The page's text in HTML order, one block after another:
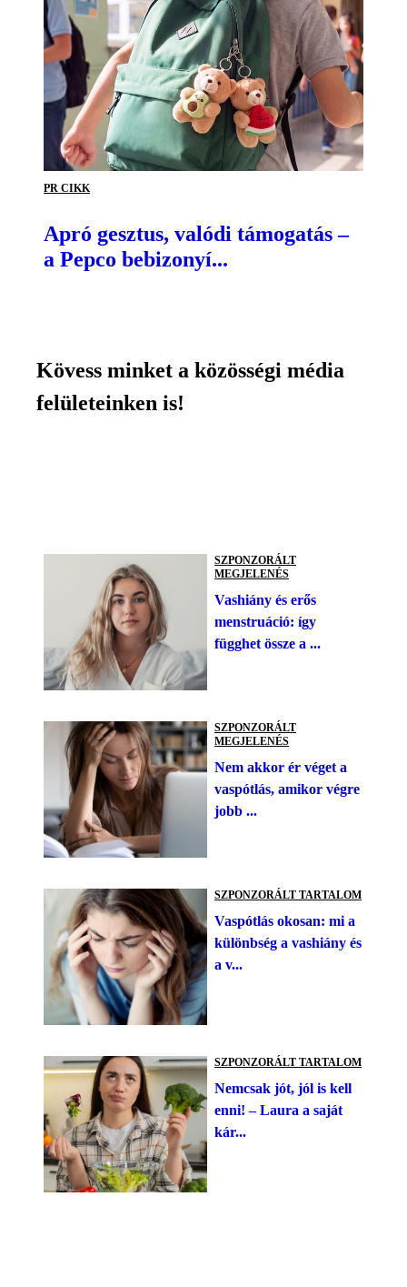
PR CIKK
Apró gesztus, valódi támogatás –
a Pepco bebizonyí...
Kövess minket a közösségi média
felületeinken is!
SZPONZORÁLT
MEGJELENÉS
Vashiány és erős
menstruáció: így
függhet össze a ...
SZPONZORÁLT
MEGJELENÉS
Nem akkor ér véget a
vaspótlás, amikor végre
jobb ...
SZPONZORÁLT TARTALOM
Vaspótlás okosan: mi a
különbség a vashiány és
a v...
SZPONZORÁLT TARTALOM
Nemcsak jót, jól is kell
enni! – Laura a saját
kár...